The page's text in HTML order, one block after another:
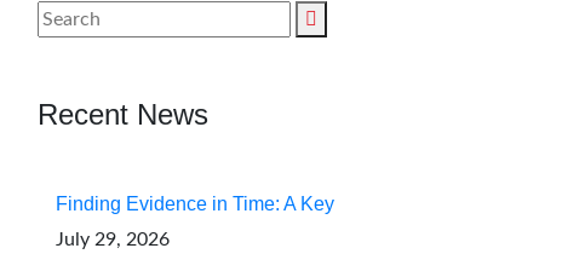
Recent News
Finding Evidence in Time: A Key
July 29, 2026